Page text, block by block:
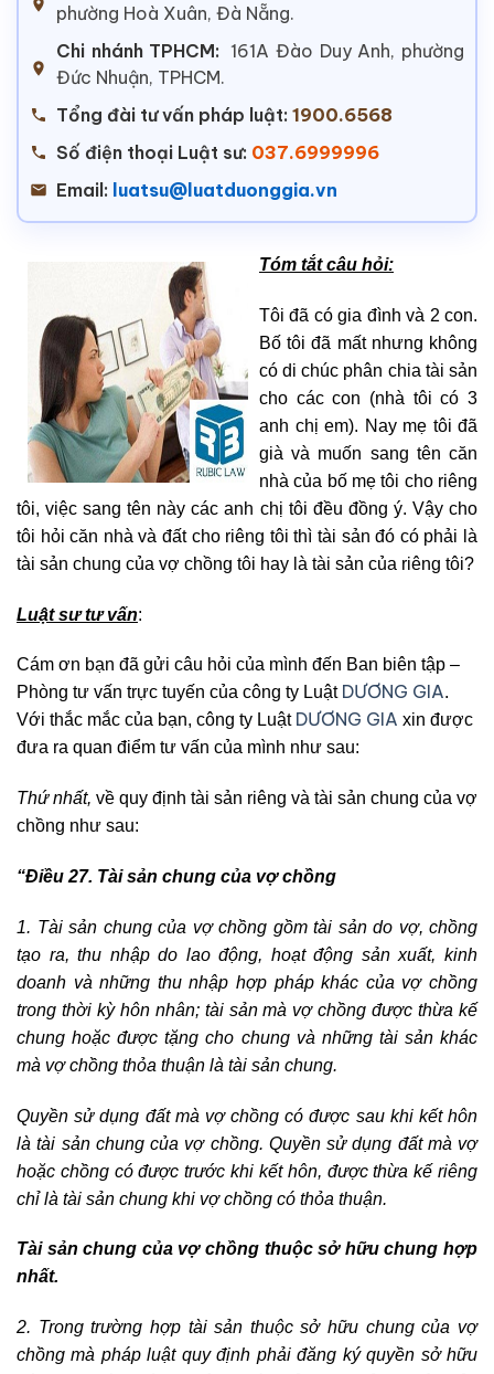
phường Hoà Xuân, Đà Nẵng.
Chi nhánh TPHCM: 161A Đào Duy Anh, phường
Đức Nhuận, TPHCM.
Tổng đài tư vấn pháp luật: 1900.6568
Số điện thoại Luật sư: 037.6999996
Email: luatsu@luatduonggia.vn
Tóm tắt câu hỏi:
Tôi đã có gia đình và 2 con.
Bố tôi đã mất nhưng không
có di chúc phân chia tài sản
cho các con (nhà tôi có 3
anh chị em). Nay mẹ tôi đã
già và muốn sang tên căn
nhà của bố mẹ tôi cho riêng
tôi, việc sang tên này các anh chị tôi đều đồng ý. Vậy cho
tôi hỏi căn nhà và đất cho riêng tôi thì tài sản đó có phải là
tài sản chung của vợ chồng tôi hay là tài sản của riêng tôi?
Luật sư tư vấn:
Cám ơn bạn đã gửi câu hỏi của mình đến Ban biên tập –
Phòng tư vấn trực tuyến của công ty Luật DƯƠNG GIA.
Với thắc mắc của bạn, công ty Luật DƯƠNG GIA xin được
đưa ra quan điểm tư vấn của mình như sau:
Thứ nhất, về quy định tài sản riêng và tài sản chung của vợ
chồng như sau:
“Điều 27. Tài sản chung của vợ chồng
1. Tài sản chung của vợ chồng gồm tài sản do vợ, chồng
tạo ra, thu nhập do lao động, hoạt động sản xuất, kinh
doanh và những thu nhập hợp pháp khác của vợ chồng
trong thời kỳ hôn nhân; tài sản mà vợ chồng được thừa kế
chung hoặc được tặng cho chung và những tài sản khác
mà vợ chồng thỏa thuận là tài sản chung.
Quyền sử dụng đất mà vợ chồng có được sau khi kết hôn
là tài sản chung của vợ chồng. Quyền sử dụng đất mà vợ
hoặc chồng có được trước khi kết hôn, được thừa kế riêng
chỉ là tài sản chung khi vợ chồng có thỏa thuận.
Tài sản chung của vợ chồng thuộc sở hữu chung hợp
nhất.
2. Trong trường hợp tài sản thuộc sở hữu chung của vợ
chồng mà pháp luật quy định phải đăng ký quyền sở hữu